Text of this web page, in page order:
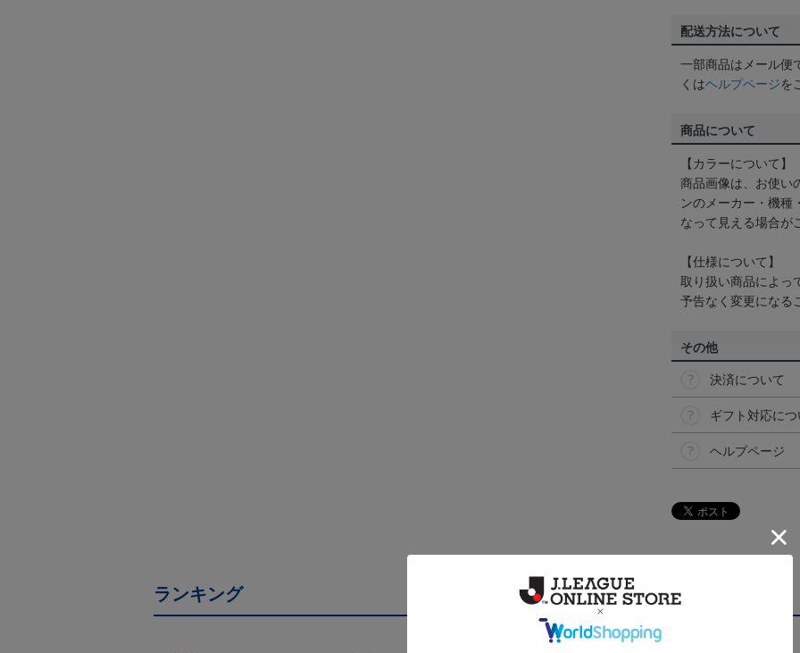
配送方法について
一部商品はメール便
くはヘルプページを
商品について
【カラーについて】
商品画像は、お使い
ンのメーカー・機種
なって見える場合が
【仕様について】
取り扱い商品によっ
予告なく変更になる
その他
決済について
ギフト対応に
ヘルプページ
ランキング